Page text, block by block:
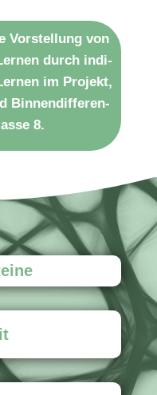
Vorstellung von
durch indi­
im Projekt,
Binnen­differen­
8.